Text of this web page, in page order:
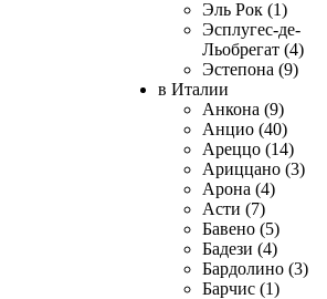
Эль Рок (1)
Эсплугес-де-
Льобрегат (4)
Эстепона (9)
в Италии
Анкона (9)
Анцио (40)
Ареццо (14)
Ариццано (3)
Арона (4)
Асти (7)
Бавено (5)
Бадези (4)
Бардолино (3)
Барчис (1)